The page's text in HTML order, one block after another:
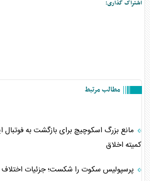
اشتراک گذاری:
مطالب مرتبط
مانع بزرگ اسکوچیچ برای بازگشت به فوتبال
کمیته اخلاق
پرسپولیس سکوت را شکست؛ جزئیات اختلاف